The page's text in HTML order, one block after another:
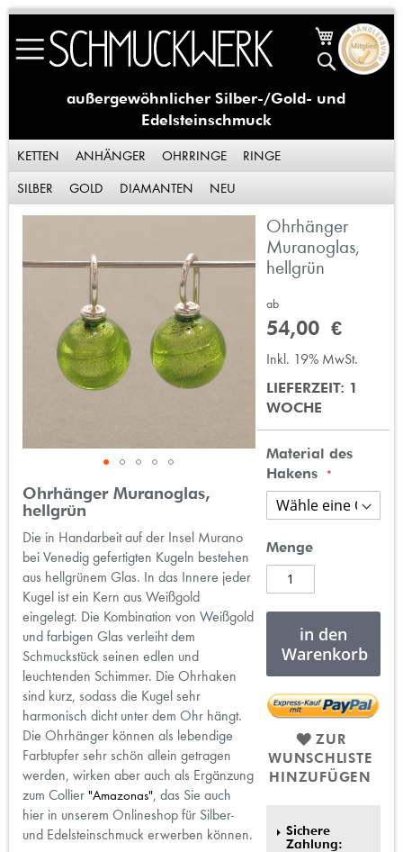
to
Content
Mein
Suche
außergewöhnlicher Silber-/Gold- und
Edelsteinschmuck
KETTEN ANHÄNGER OHRRINGE
RINGE
SILBER
GOLD DIAMANTEN NEU
der
Zum
Anfang
der
Bildergalerie
springen
Ohrhänger
Muranoglas,
hellgrün
ab
54,00 €
Inkl. 19% MwSt.
LIEFERZEIT: 1
WOCHE
Material des
Hakens
Menge
in den
Warenkorb
ZUR
WUNSCHLISTE
HINZUFÜGEN
Sichere
Zahlung:
Ohrhänger Muranoglas,
hellgrün
Die in Handarbeit auf der Insel Murano
bei Venedig gefertigten Kugeln bestehen
aus hellgrünem Glas. In das Innere jeder
Kugel ist ein Kern aus Weißgold
eingelegt. Die Kombination von Weißgold
und farbigen Glas verleiht dem
Schmuckstück seinen edlen und
leuchtenden Schimmer. Die Ohrhaken
sind kurz, sodass die Kugel sehr
harmonisch dicht unter dem Ohr hängt.
Die Ohrhänger können als lebendige
Farbtupfer sehr schön allein getragen
werden, wirken aber auch als Ergänzung
zum Collier "Amazonas", das Sie auch
hier in unserem Onlineshop für Silber-
und Edelsteinschmuck erwerben können.